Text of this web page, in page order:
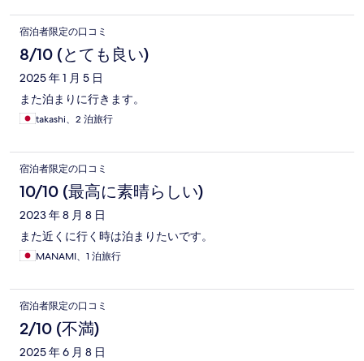
宿泊者限定の口コミ
8/10 (とても良い)
2025 年 1 月 5 日
また泊まりに行きます。
takashi、2 泊旅行
宿泊者限定の口コミ
10/10 (最高に素晴らしい)
2023 年 8 月 8 日
また近くに行く時は泊まりたいです。
MANAMI、1 泊旅行
宿泊者限定の口コミ
2/10 (不満)
2025 年 6 月 8 日